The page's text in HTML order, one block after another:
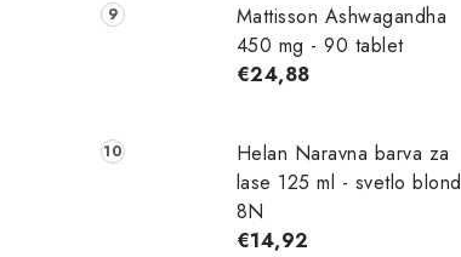
Mattisson Ashwagandha
450 mg - 90 tablet
€24,88
Helan Naravna barva za
lase 125 ml - svetlo blond
8N
€14,92